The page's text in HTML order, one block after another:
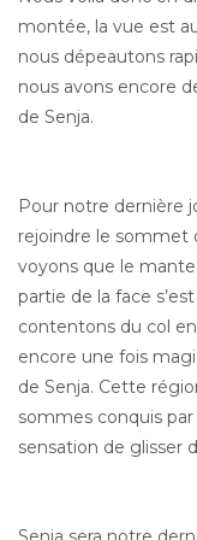
montée, la vue est
nous dépeautons
nous avons encore
de Senja.
Pour notre dernière
rejoindre le sommet
voyons que le
partie de la face
contentons du col
encore une fois
de Senja. Cette
sommes conquis
sensation de glisser